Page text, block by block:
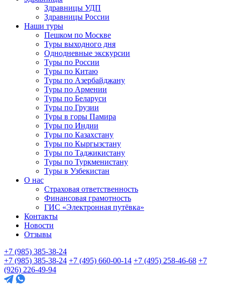
Здравницы УДП
Здравницы России
Наши туры
Пешком по Москве
Туры выходного дня
Однодневные экскурсии
Туры по России
Туры по Китаю
Туры по Азербайджану
Туры по Армении
Туры по Беларуси
Туры по Грузии
Туры в горы Памира
Туры по Индии
Туры по Казахстану
Туры по Кыргызстану
Туры по Таджикистану
Туры по Туркменистану
Туры в Узбекистан
О нас
Страховая ответственность
Финансовая грамотность
ГИС «Электронная путёвка»
Контакты
Новости
Отзывы
+7 (985) 385-38-24
+7 (985) 385-38-24 +7 (495) 660-00-14 +7 (495) 258-46-68 +7
(926) 226-49-94